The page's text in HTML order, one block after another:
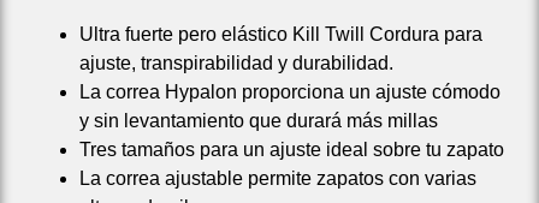
Ultra fuerte pero elástico Kill Twill Cordura para
ajuste, transpirabilidad y durabilidad.
La correa Hypalon proporciona un ajuste cómodo
y sin levantamiento que durará más millas
Tres tamaños para un ajuste ideal sobre tu zapato
La correa ajustable permite zapatos con varias